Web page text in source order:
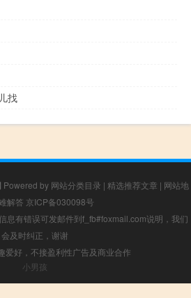
找
Powered by 网站分类目录 | 精选推荐文章 | 网站地
解答 京ICP备030098号
息有错误可发邮件到f_fb#foxmail.com说明，我们
会及时纠正，谢谢
爱好，不接盈利性广告及商业合作
小男孩